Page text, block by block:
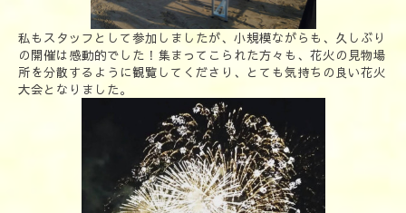
私もスタッフとして参加しましたが、小規模ながらも、久しぶり
の開催は感動的でした！集まってこられた方々も、花火の見物場
所を分散するように観覧してくださり、とても気持ちの良い花火
大会となりました。